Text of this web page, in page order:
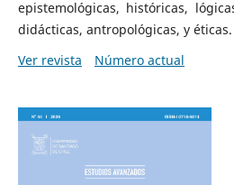
epistemológicas, históricas,
didácticas, antropológicas, y éticas.
Ver revista
Número actual